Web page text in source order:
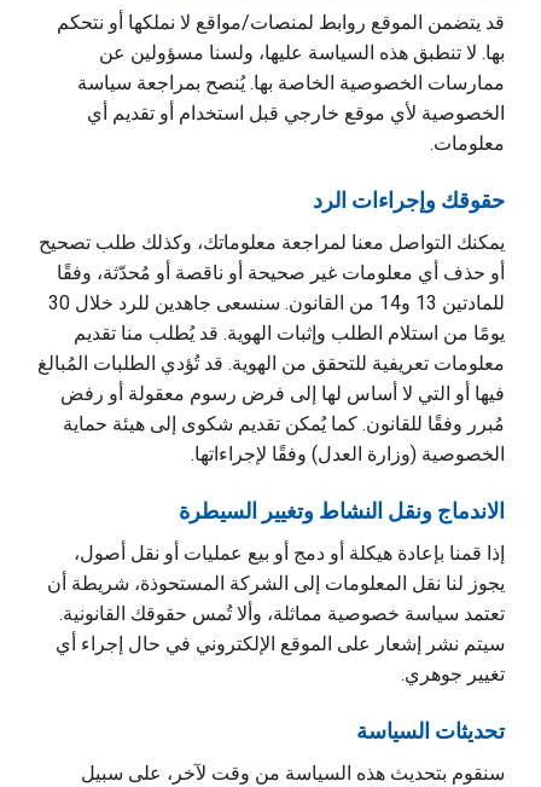
قد يتضمن الموقع روابط لمنصات/مواقع لا نملكها أو نتحكم
بها. لا تنطبق هذه السياسة عليها، ولسنا مسؤولين عن
ممارسات الخصوصية الخاصة بها. يُنصح بمراجعة سياسة
الخصوصية لأي موقع خارجي قبل استخدام أو تقديم أي
معلومات.
حقوقك وإجراءات الرد
يمكنك التواصل معنا لمراجعة معلوماتك، وكذلك طلب تصحيح
أو حذف أي معلومات غير صحيحة أو ناقصة أو مُحدّثة، وفقًا
للمادتين 13 و14 من القانون. سنسعى جاهدين للرد خلال 30
يومًا من استلام الطلب وإثبات الهوية. قد يُطلب منا تقديم
معلومات تعريفية للتحقق من الهوية. قد تُؤدي الطلبات المُبالغ
فيها أو التي لا أساس لها إلى فرض رسوم معقولة أو رفض
مُبرر وفقًا للقانون. كما يُمكن تقديم شكوى إلى هيئة حماية
الخصوصية (وزارة العدل) وفقًا لإجراءاتها.
الاندماج ونقل النشاط وتغيير السيطرة
إذا قمنا بإعادة هيكلة أو دمج أو بيع عمليات أو نقل أصول،
يجوز لنا نقل المعلومات إلى الشركة المستحوذة، شريطة أن
تعتمد سياسة خصوصية مماثلة، وألا تُمس حقوقك القانونية.
سيتم نشر إشعار على الموقع الإلكتروني في حال إجراء أي
تغيير جوهري.
تحديثات السياسة
سنقوم بتحديث هذه السياسة من وقت لآخر، على سبيل